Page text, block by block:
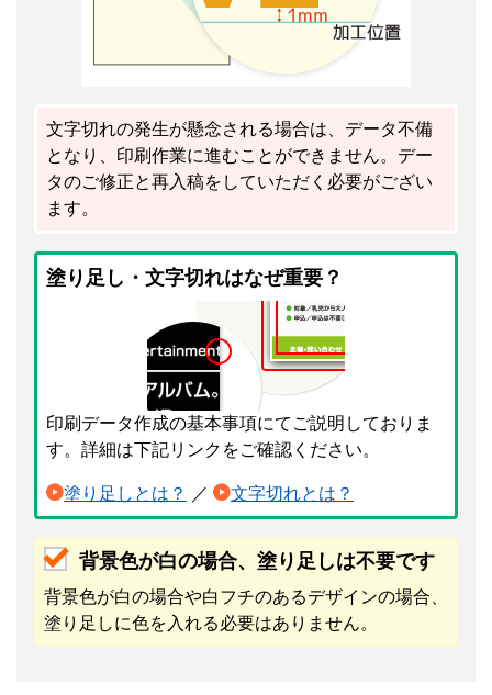
文字切れの発生が懸念される場合は、 データ不備
となり、印刷作業に進むことができません。デー
タのご修正と再入稿をしていただく必要がござい
ます。
塗り足し・文字切れはなぜ重要？
印刷データ作成の基本事項にてご説明しておりま
す。詳細は下記リンクをご確認ください。
塗り足しとは？ ／ 文字切れとは？
背景色が白の場合、塗り足しは不要です
背景色が白の場合や白フチのあるデザインの場合、
塗り足しに色を入れる必要はありません。